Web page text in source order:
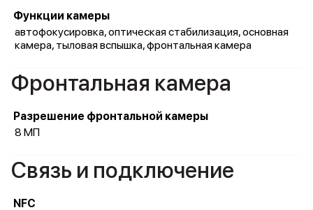
Функции камеры
автофокусировка, оптическая стабилизация, основная
камера, тыловая вспышка, фронтальная камера
Фронтальная камера
Разрешение фронтальной камеры
8 МП
Связь и подключение
NFC